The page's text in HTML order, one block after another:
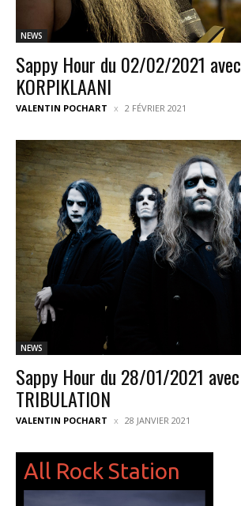
NEWS
Sappy Hour du 02/02/2021 avec
KORPIKLAANI
VALENTIN POCHART 2 FÉVRIER 2021
NEWS
Sappy Hour du 28/01/2021 avec
TRIBULATION
VALENTIN POCHART 28 JANVIER 2021